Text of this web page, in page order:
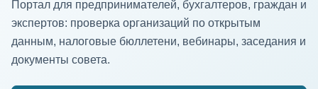
Портал для предпринимателей, бухгалтеров, граждан и
экспертов: проверка организаций по открытым
данным, налоговые бюллетени, вебинары, заседания и
документы совета.